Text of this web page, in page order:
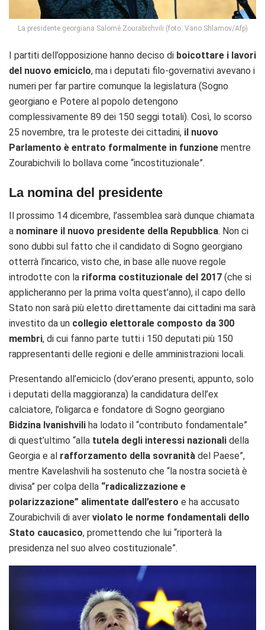
La presidente georgiana Salomé Zourabichvili (foto: Vano Shlamov/Afp)
I partiti dell’opposizione hanno deciso di boicottare i lavori
del nuovo emiciclo, ma i deputati filo-governativi avevano i
numeri per far partire comunque la legislatura (Sogno
georgiano e Potere al popolo detengono
complessivamente 89 dei 150 seggi totali). Così, lo scorso
25 novembre, tra le proteste dei cittadini, il nuovo
Parlamento è entrato formalmente in funzione mentre
Zourabichvili lo bollava come “incostituzionale”.
La nomina del presidente
Il prossimo 14 dicembre, l’assemblea sarà dunque chiamata
a nominare il nuovo presidente della Repubblica. Non ci
sono dubbi sul fatto che il candidato di Sogno georgiano
otterrà l’incarico, visto che, in base alle nuove regole
introdotte con la riforma costituzionale del 2017 (che si
applicheranno per la prima volta quest’anno), il capo dello
Stato non sarà più eletto direttamente dai cittadini ma sarà
investito da un collegio elettorale composto da 300
membri, di cui fanno parte tutti i 150 deputati più 150
rappresentanti delle regioni e delle amministrazioni locali.
Presentando all’emiciclo (dov’erano presenti, appunto, solo
i deputati della maggioranza) la candidatura dell’ex
calciatore, l’oligarca e fondatore di Sogno georgiano
Bidzina Ivanishvili ha lodato il “contributo fondamentale”
di quest’ultimo “alla tutela degli interessi nazionali della
Georgia e al rafforzamento della sovranità del Paese”,
mentre Kavelashvili ha sostenuto che “la nostra società è
divisa” per colpa della “radicalizzazione e
polarizzazione” alimentate dall’estero e ha accusato
Zourabichvili di aver violato le norme fondamentali dello
Stato caucasico, promettendo che lui “riporterà la
presidenza nel suo alveo costituzionale”.